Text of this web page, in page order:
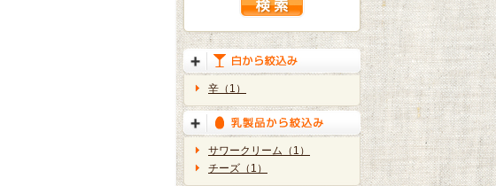
辛（1）
サワークリーム（1）
チーズ（1）